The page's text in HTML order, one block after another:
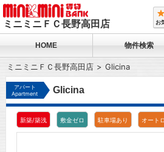
ミニミニＦＣ長野高田店 お
HOME 物件検索
ミニミニＦＣ長野高田店 Glicina
アパート
Apartment
Glicina
新築/築浅 敷金ゼロ 駐車場あり オート